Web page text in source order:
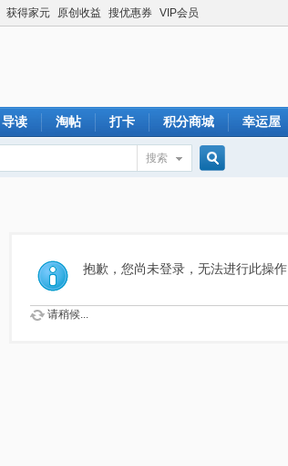
获得家元 原创收益 搜优惠券 VIP会员
导读 淘帖 打卡 积分商城 幸运屋
搜索
索
抱歉，您尚未登录，无法进行此操作
请稍候...